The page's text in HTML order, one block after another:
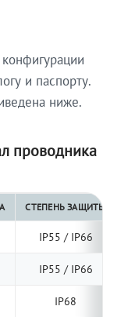
и паспорту.
ниже.
проводника
СТЕПЕНЬ ЗАЩИТЫ
IP55 / IP66
IP55 / IP66
IP68